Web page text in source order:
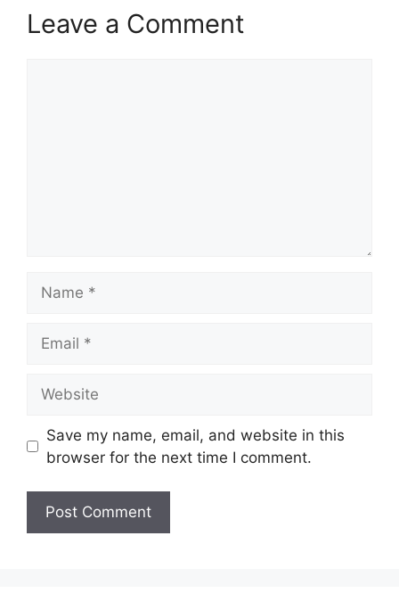
Leave a Comment
Save my name, email, and website in this
browser for the next time I comment.